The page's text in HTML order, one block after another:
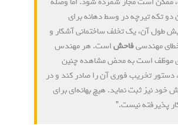
دو تکه تیرچه در وسط دهانه برای
طول آن، یک تخلف ساختمانی آشکار و
مهندسیفاحشاست. هر مهندس
موظف است به محض مشاهده چنین
دستور تخریب فوری آن را صادر کند و در
خود نیز ثبت نماید. هیچ بهانه‌ای برای
پذیرفته نیست.”